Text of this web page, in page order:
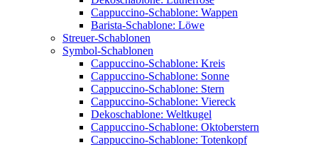
Cappuccino-Schablone: Wappen
Barista-Schablone: Löwe
Streuer-Schablonen
Symbol-Schablonen
Cappuccino-Schablone: Kreis
Cappuccino-Schablone: Sonne
Cappuccino-Schablone: Stern
Cappuccino-Schablone: Viereck
Dekoschablone: Weltkugel
Cappuccino-Schablone: Oktoberstern
Cappuccino-Schablone: Totenkopf